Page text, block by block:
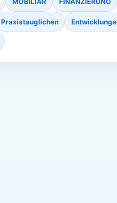
MOBILIAR FINANZIERUNG
Praxistauglichen